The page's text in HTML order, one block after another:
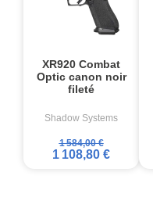
XR920 Combat
Optic canon noir
fileté
Shadow Systems
1 584,00 €
1 108,80 €